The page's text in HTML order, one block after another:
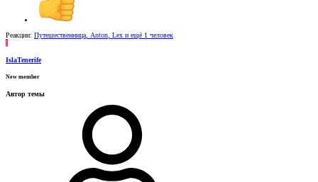
Реакции: Путешественница Anton Lex и ещё 1 человек
I
IslaTenerife
New member
Автор темы